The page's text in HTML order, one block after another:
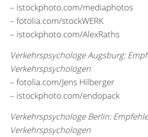
– istockphoto.com/mediaphotos
– fotolia.com/stockWERK
– istockphoto.com/AlexRaths
Verkehrspsychologe Augsburg:
Verkehrspsychologen
– fotolia.com/Jens Hilberger
– istockphoto.com/endopack
Verkehrspsychologe Berlin:
Verkehrspsychologen